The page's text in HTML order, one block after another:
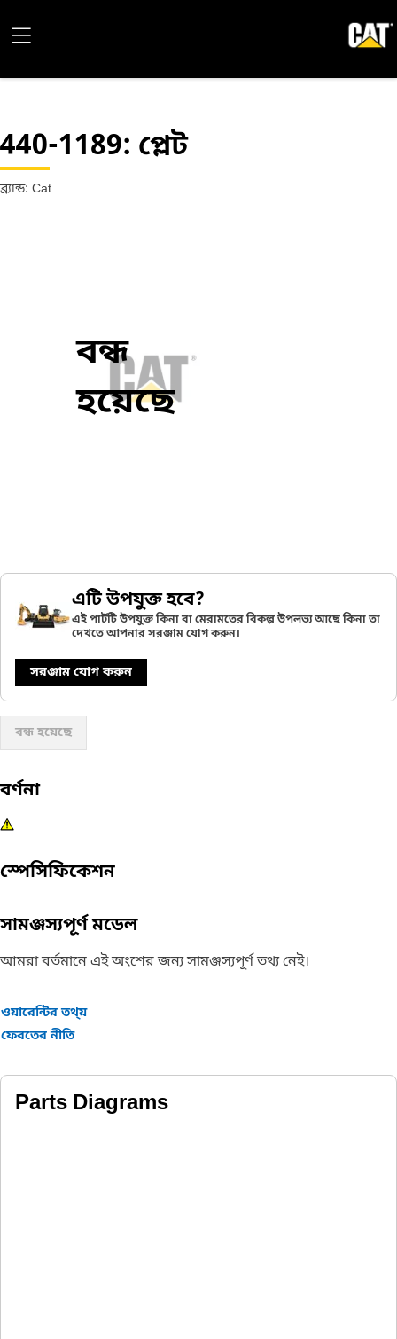
440-1189: প্লেট
ব্র্যান্ড: Cat
বন্ধ
হয়েছে
এটি উপযুক্ত হবে?
এই পার্টটি উপযুক্ত কিনা বা মেরামতের বিকল্প উপলভ্য আছে কিনা তা
দেখতে আপনার সরঞ্জাম যোগ করুন।
সরঞ্জাম যোগ করুন
বন্ধ হয়েছে
বর্ণনা
স্পেসিফিকেশন
সামঞ্জস্যপূর্ণ মডেল
আমরা বর্তমানে এই অংশের জন্য সামঞ্জস্যপূর্ণ তথ্য নেই।
ওয়ারেন্টির তথ্য়
ফেরতের নীতি
Parts Diagrams